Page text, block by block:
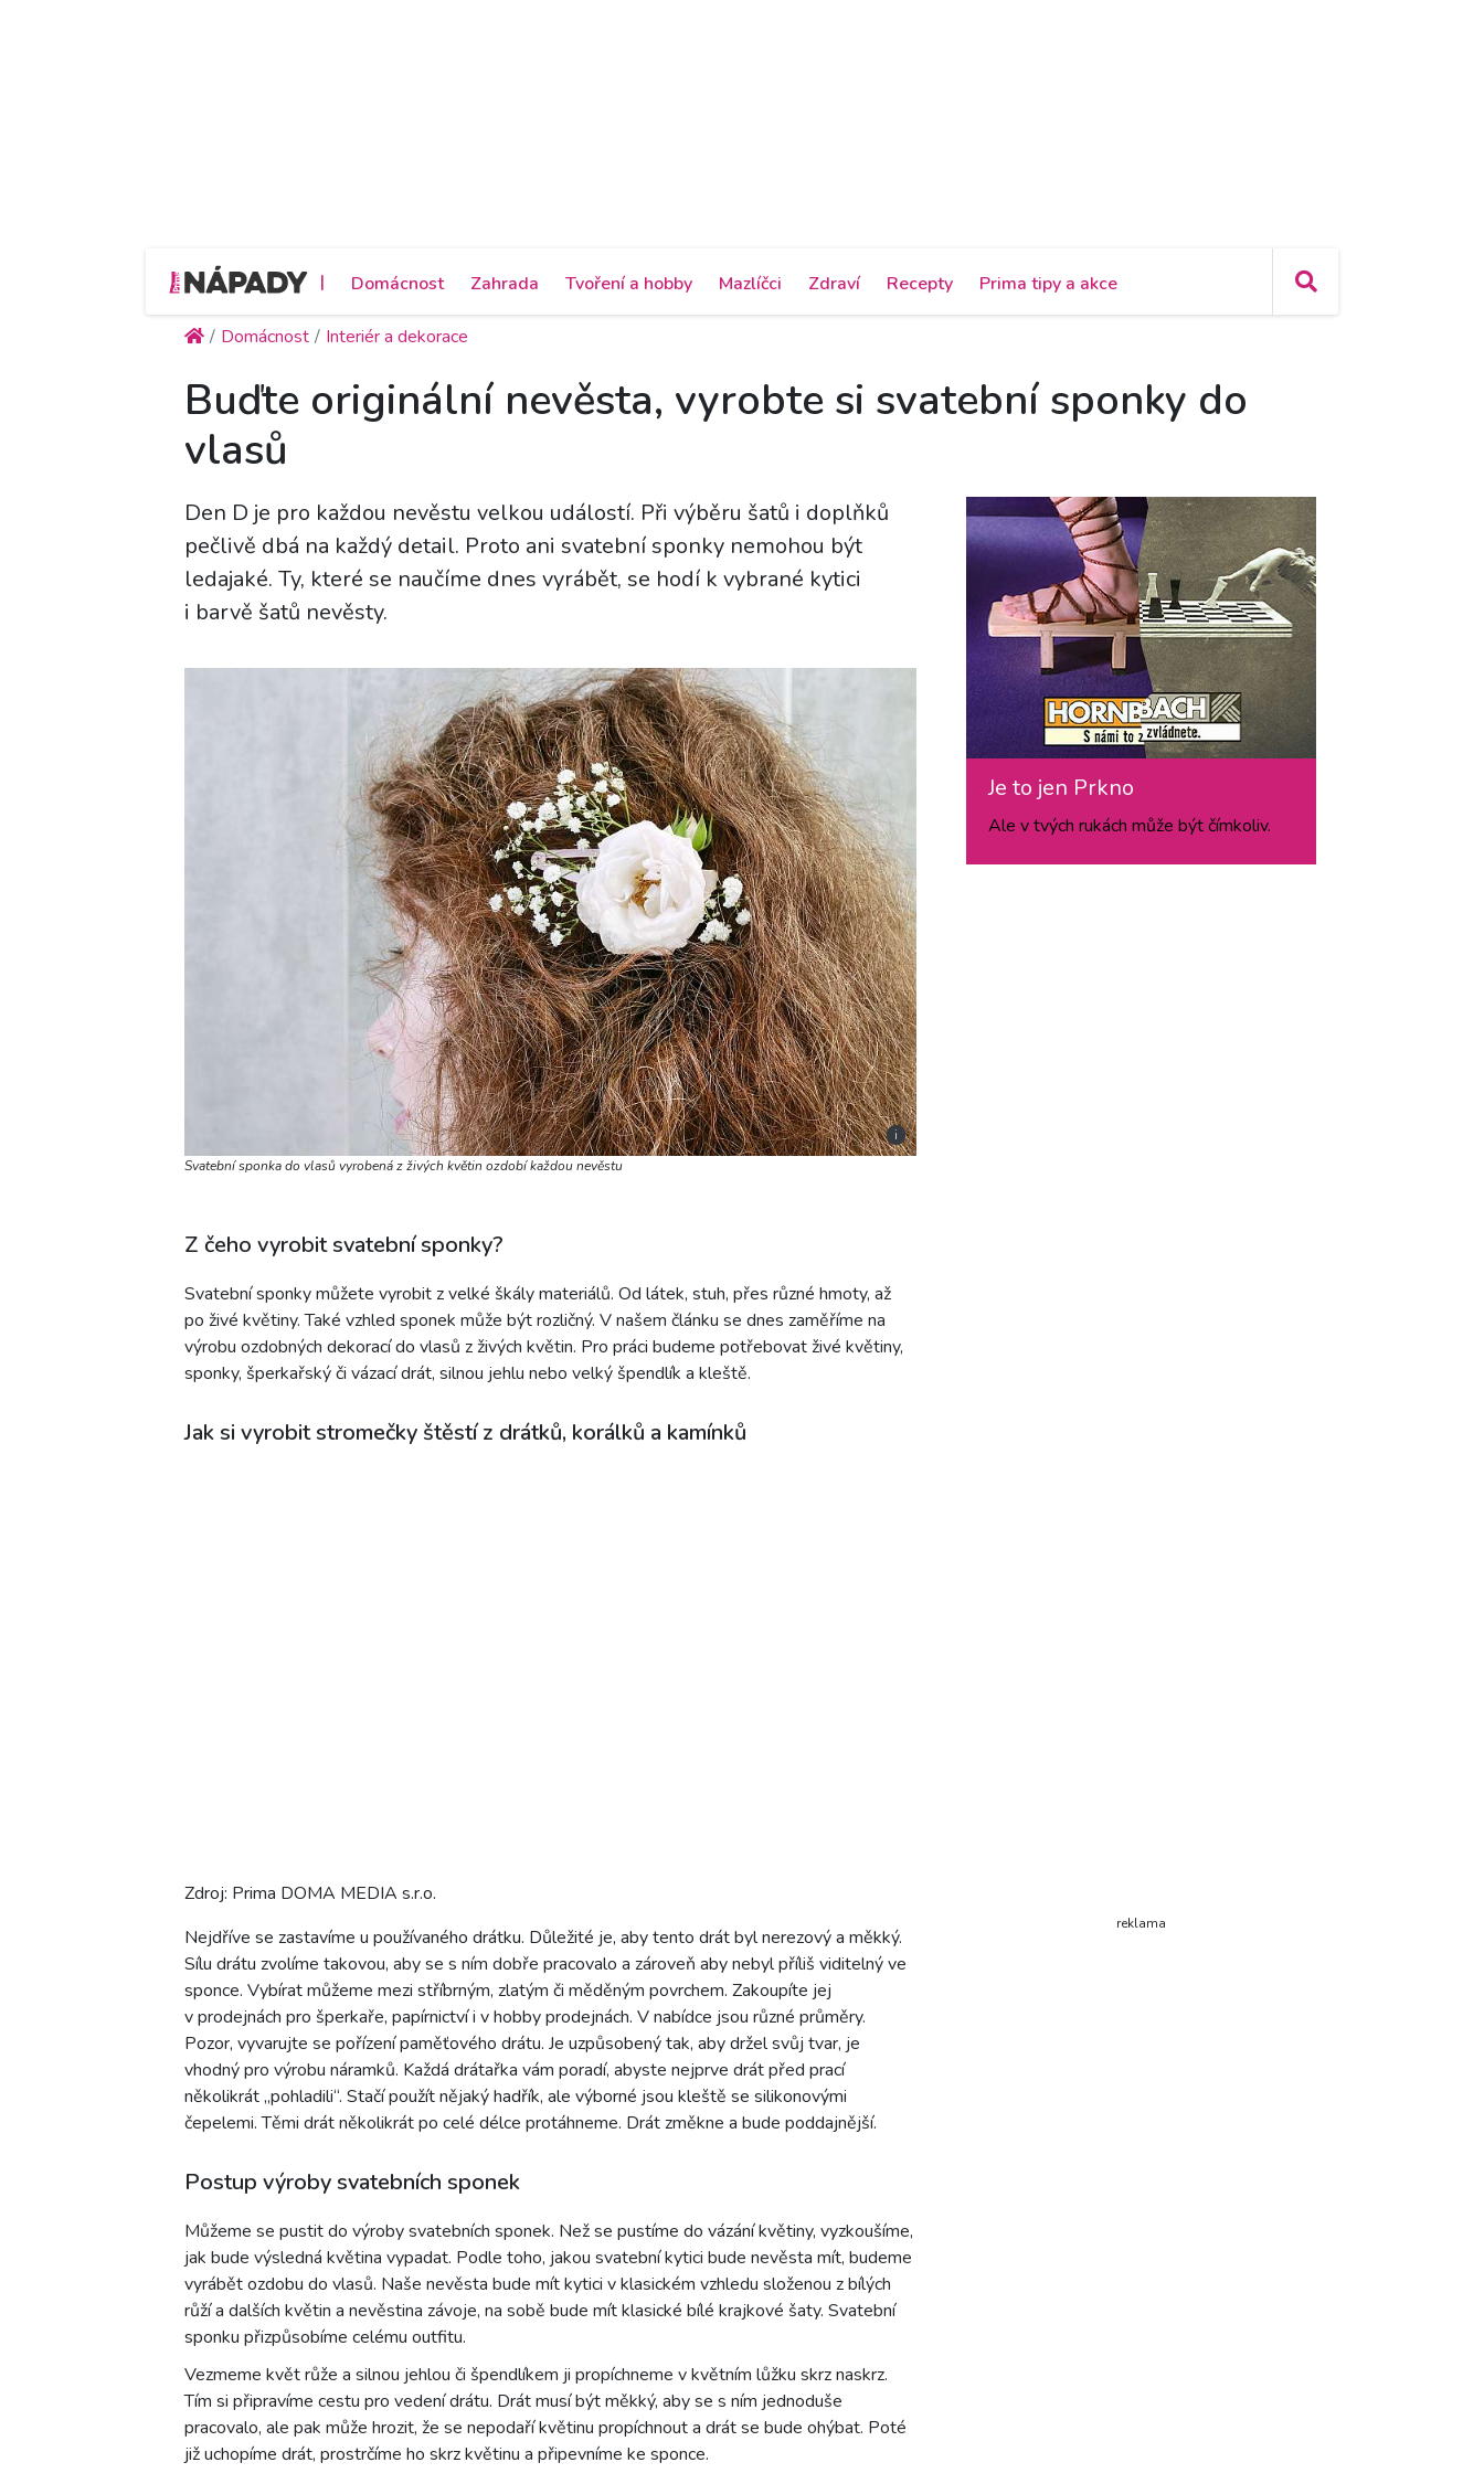
| Domácnost Zahrada Tvoření a hobby Mazlíčci Zdraví Recepty Prima tipy a akce
Domácnost Interiér a dekorace
Buďte originální nevěsta, vyrobte si svatební sponky do
vlasů
Den D je pro každou nevěstu velkou událostí. Při výběru šatů i doplňků
pečlivě dbá na každý detail. Proto ani svatební sponky nemohou být
ledajaké. Ty, které se naučíme dnes vyrábět, se hodí k vybrané kytici
i barvě šatů nevěsty.
i
Svatební sponka do vlasů vyrobená z živých květin ozdobí každou nevěstu
Z čeho vyrobit svatební sponky?
Svatební sponky můžete vyrobit z velké škály materiálů. Od látek, stuh, přes různé hmoty, až
po živé květiny. Také vzhled sponek může být rozličný. V našem článku se dnes zaměříme na
výrobu ozdobných dekorací do vlasů z živých květin. Pro práci budeme potřebovat živé květiny,
sponky, šperkařský či vázací drát, silnou jehlu nebo velký špendlík a kleště.
Jak si vyrobit stromečky štěstí z drátků, korálků a kamínků
Zdroj: Prima DOMA MEDIA s.r.o.
Nejdříve se zastavíme u používaného drátku. Důležité je, aby tento drát byl nerezový a měkký.
Sílu drátu zvolíme takovou, aby se s ním dobře pracovalo a zároveň aby nebyl příliš viditelný ve
sponce. Vybírat můžeme mezi stříbrným, zlatým či měděným povrchem. Zakoupíte jej
v prodejnách pro šperkaře, papírnictví i v hobby prodejnách. V nabídce jsou různé průměry.
Pozor, vyvarujte se pořízení paměťového drátu. Je uzpůsobený tak, aby držel svůj tvar, je
vhodný pro výrobu náramků. Každá drátařka vám poradí, abyste nejprve drát před prací
několikrát „pohladili“. Stačí použít nějaký hadřík, ale výborné jsou kleště se silikonovými
čepelemi. Těmi drát několikrát po celé délce protáhneme. Drát změkne a bude poddajnější.
Postup výroby svatebních sponek
Můžeme se pustit do výroby svatebních sponek. Než se pustíme do vázání květiny, vyzkoušíme,
jak bude výsledná květina vypadat. Podle toho, jakou svatební kytici bude nevěsta mít, budeme
vyrábět ozdobu do vlasů. Naše nevěsta bude mít kytici v klasickém vzhledu složenou z bílých
růží a dalších květin a nevěstina závoje, na sobě bude mít klasické bílé krajkové šaty. Svatební
sponku přizpůsobíme celému outfitu.
Vezmeme květ růže a silnou jehlou či špendlíkem ji propíchneme v květním lůžku skrz naskrz.
Tím si připravíme cestu pro vedení drátu. Drát musí být měkký, aby se s ním jednoduše
pracovalo, ale pak může hrozit, že se nepodaří květinu propíchnout a drát se bude ohýbat. Poté
již uchopíme drát, prostrčíme ho skrz květinu a připevníme ke sponce.
Je to jen Prkno
Ale v tvých rukách může být čímkoliv.
reklama